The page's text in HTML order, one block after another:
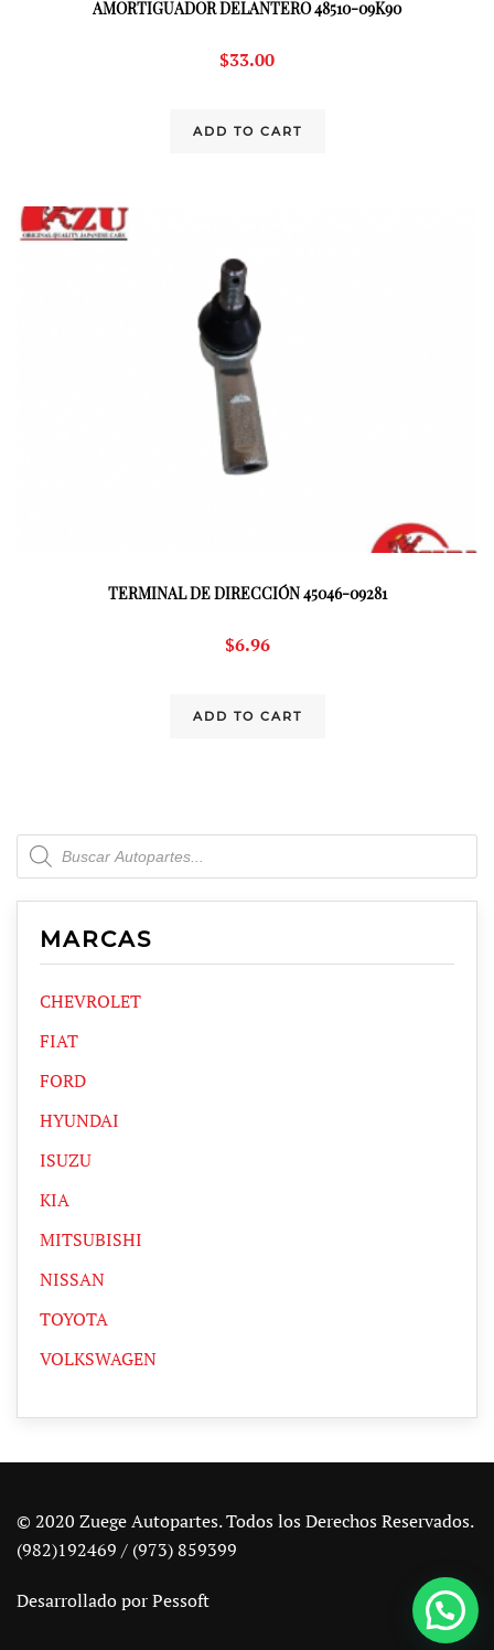
AMORTIGUADOR DELANTERO 48510-09K90
$33.00
ADD TO CART
TERMINAL DE DIRECCIÓN 45046-09281
$6.96
ADD TO CART
Products
search
MARCAS
CHEVROLET
FIAT
FORD
HYUNDAI
ISUZU
KIA
MITSUBISHI
NISSAN
TOYOTA
VOLKSWAGEN
© 2020 Zuege Autopartes. Todos los Derechos Reservados.
(982)192469 / (973) 859399
Desarrollado porPessoft